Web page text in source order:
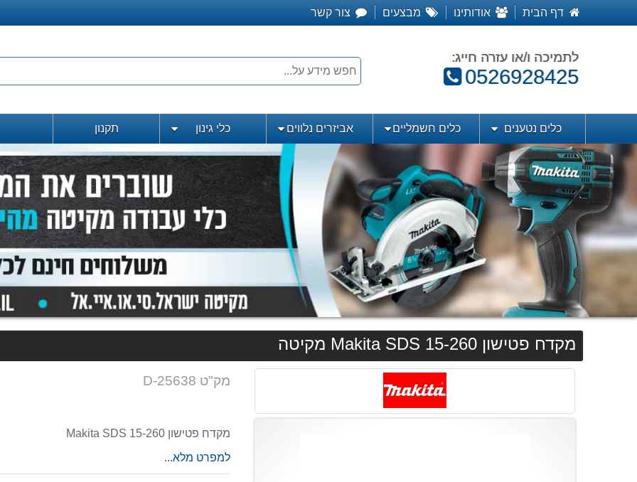
דף הבית אודותינו מבצעים צור קשר
לתמיכה ו/או עזרה חייג:
טלפון:
0526928425
כלים נטענים כלים חשמליים אביזרים נלווים כלי גינון תקנון
מקדח פטישון 15-260 Makita SDS מקיטה
מק"ט D-25638
מקדח פטישון 15-260 Makita SDS
למפרט מלא...